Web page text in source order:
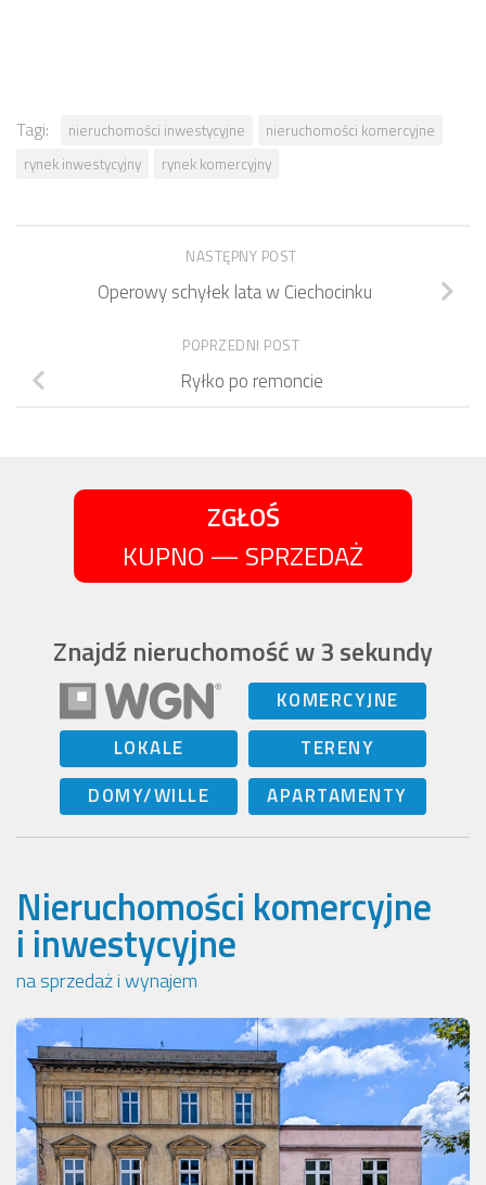
Tagi: nieruchomości inwestycyjne
nieruchomości komercyjne
rynek inwestycyjny
rynek komercyjny
NASTĘPNY POST
Operowy schyłek lata w Ciechocinku
POPRZEDNI POST
Ryłko po remoncie
ZGŁOŚ
KUPNO — SPRZEDAŻ
Znajdź nieruchomość w 3 sekundy
KOMERCYJNE
LOKALE
TERENY
DOMY/WILLE
APARTAMENTY
Nieruchomości komercyjne
i inwestycyjne
na sprzedaż i wynajem